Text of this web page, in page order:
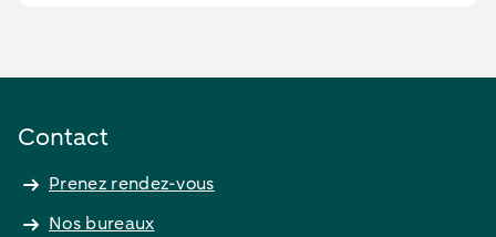
Contact
Prenez rendez-vous
Nos bureaux